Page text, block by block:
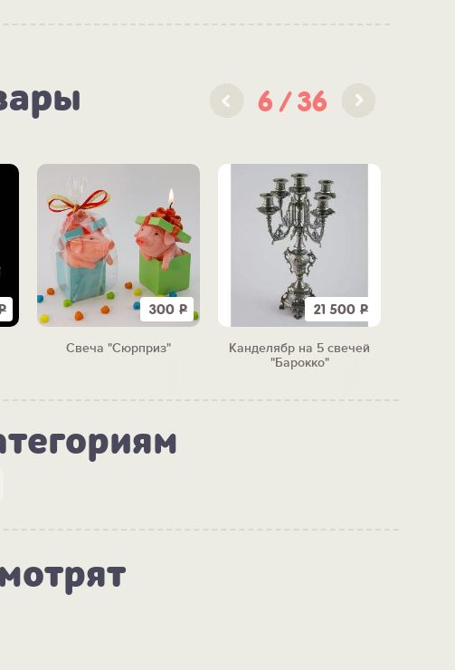
6 36
300 Р
Свеча "Сюрприз"
21 500 Р
Канделябр на 5 свечей
"Барокко"